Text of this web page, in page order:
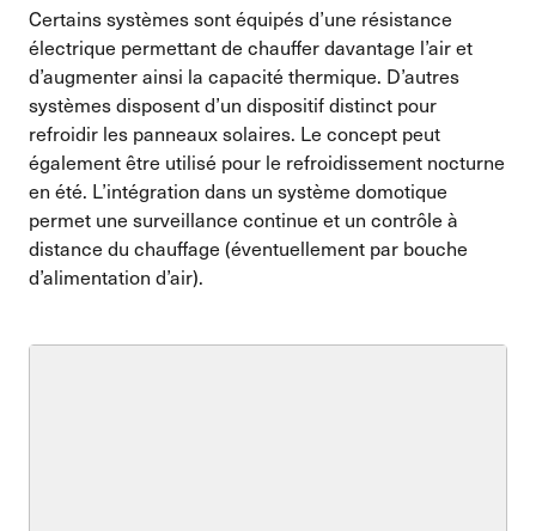
Certains systèmes sont équipés d’une résistance
électrique permettant de chauffer davantage l’air et
d’augmenter ainsi la capacité thermique. D’autres
systèmes disposent d’un dispositif distinct pour
refroidir les panneaux solaires. Le concept peut
également être utilisé pour le refroidissement nocturne
en été. L’intégration dans un système domotique
permet une surveillance continue et un contrôle à
distance du chauffage (éventuellement par bouche
d’alimentation d’air).